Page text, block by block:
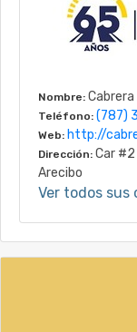
Nombre:
Teléfono: (787)
Web: http://
Dirección: Car
Arecibo
Ver todos sus